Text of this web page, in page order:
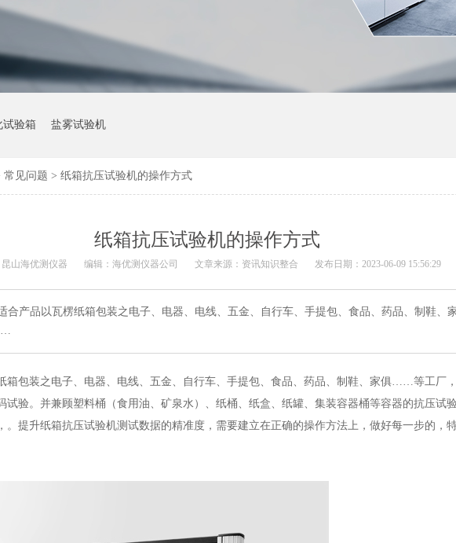
试验箱 盐雾试验机
常见问题 > 纸箱抗压试验机的操作方式
纸箱抗压试验机的操作方式
山海优测仪器 编辑：海优测仪器公司 文章来源：资讯知识整合 发布日期：2023-06-09 15:56:29
合产品以瓦楞纸箱包装之电子、电器、电线、五金、自行车、手提包、食品、药品、制鞋
…
箱包装之电子、电器、电线、五金、自行车、手提包、食品、药品、制鞋、家俱……等工厂
验。并兼顾塑料桶（食用油、矿泉水）、纸桶、纸盒、纸罐、集装容器桶等容器的抗压试验
。提升纸箱抗压试验机测试数据的精准度，需要建立在正确的操作方法上，做好每一步的，